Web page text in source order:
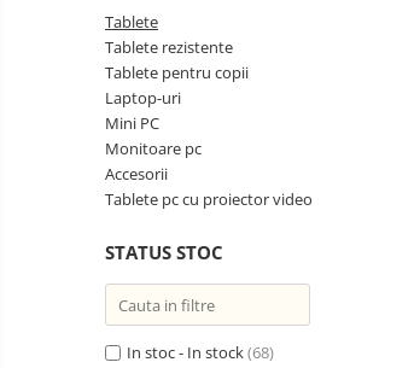
Piese si accesorii telefoane
Producatori telefoane
Telefoane mobile RugOne
Telefoane mobile Doogee
Telefoane mobile Oukitel
Telefoane mobile Unihertz
Telefoane mobile Cubot
Telefoane mobile Blackview
Telefoane mobile OSCAL
Tablete
Tablete rezistente
Tablete pentru copii
Laptop-uri
Mini PC
Monitoare pc
Accesorii
Tablete pc cu proiector video
STATUS STOC
In stoc - In stock(68)